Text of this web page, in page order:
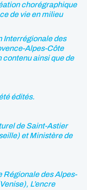
chorégraphique
de vie en milieu
Interrégionale des
Alpes-Côte
contenu ainsi que de
édités.
de Saint-Astier
et Ministère de
Régionale des Alpes-
L’encre